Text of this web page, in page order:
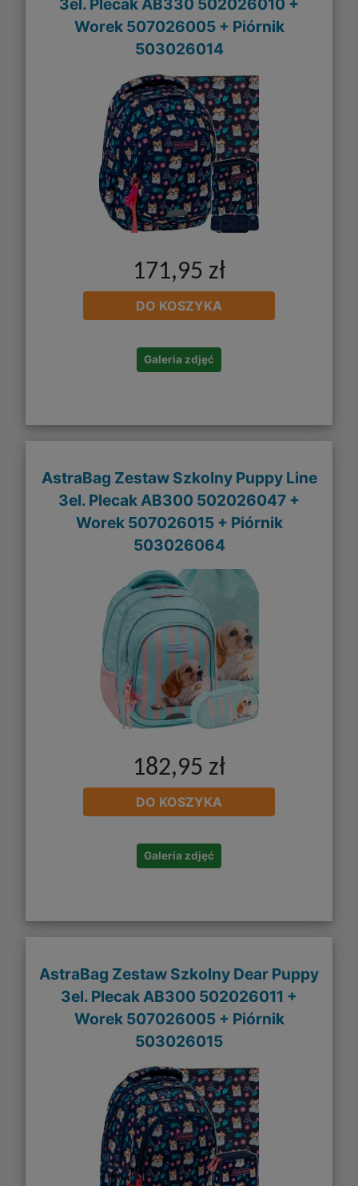
Worek 507026005 + Piórnik
503026014
171,95 zł
DO KOSZYKA
Galeria zdjęć
AstraBag Zestaw Szkolny Puppy Line
3el. Plecak AB300 502026047 +
Worek 507026015 + Piórnik
503026064
182,95 zł
DO KOSZYKA
Galeria zdjęć
AstraBag Zestaw Szkolny Dear Puppy
3el. Plecak AB300 502026011 +
Worek 507026005 + Piórnik
503026015